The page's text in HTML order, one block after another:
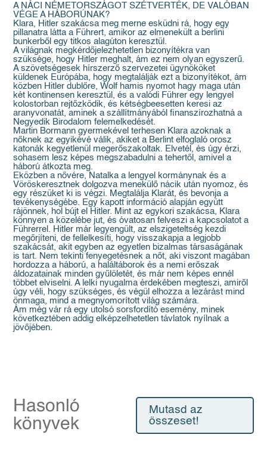
A NÁCI NÉMETORSZÁGOT SZÉTVERTÉK, DE VALÓBAN
VÉGE A HÁBORÚNAK?
Klara, Hitler szakácsa meg merne esküdni rá, hogy egy
pillanatra látta a Führert, amikor az elmenekült a berlini
bunkerből egy titkos alagúton keresztül.
A világnak megkérdőjelezhetetlen bizonyítékra van
szüksége, hogy Hitler meghalt, ám ez nem olyan egyszerű.
A szövetségesek hírszerző szervezetei ügynököket
küldenek Európába, hogy megtalálják ezt a bizonyítékot, ám
közben Hitler dublőre, Wolf hamis nyomot hagy maga után
két kontinensen keresztül, és a valódi Führer egy lengyel
kolostorban rejtőzködik, és kétségbeesetten keresi az
aranyvonatát, aminek a szállítmányából finanszírozhatná a
Negyedik Birodalom felemelkedését.
Martin Bormann gyermekével terhesen Klara azoknak a
nőknek az egyikévé válik, akiket a Berlint elfoglaló orosz
katonák kegyetlenül megerőszakoltak. Elvetél, és úgy érzi,
sohasem lesz képes megszabadulni a tehertől, amivel a
háború átkozta meg.
Eközben a nővére, Natalka a lengyel kormánynak és a
Vöröskeresztnek dolgozva menekülő nácik után nyomoz, és
egy részüket ki is végzi. Megtalálja Klarát, és bevonja a
tevékenységébe. Egy kapott információ alapján együtt
rájönnek, hol bújt el Hitler. Mint az egykori szakácsa, Klara
könnyen a közelébe jut, és óvatosan felveszi a kapcsolatot a
Führerrel. Hitler már legyengült, az elszigeteltség kezdi
megőrjíteni, de fellelkesíti, hogy visszakapja a legjobb
szakácsát, akit egyben az egyetlen bizalmas társaságának
is tart. Nem tekinti fenyegetésnek a nőt, aki viszont magában
hordozza a háború, a haláltáborok és a nemi erőszak
áldozatainak minden gyűlöletét, és már nem képes ennél
többet elviselni. A lelki nyugalma érdekében megteszi, amiről
úgy véli, hogy szükséges, és végül elhozza a lezárást mind
önmaga, mind a megnyomorított világ számára.
Ám még vár rá egy utolsó sorsfordító esemény, minek
következtében addig elképzelhetetlen távlatok nyílnak a
jövőjében.
Hasonló
könyvek
Mutasd az
összeset!